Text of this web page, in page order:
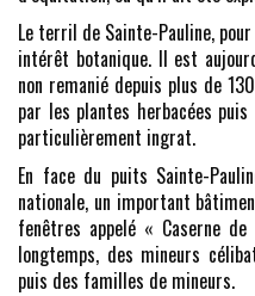
Le terril de Sainte-Pauline,
intérêt botanique. Il est
non remanié depuis plus de
par les plantes herbacées
particulièrement ingrat.
En face du puits Sainte-
nationale, un important
fenêtres appelé « Caserne
longtemps, des mineurs
puis des familles de mineurs.